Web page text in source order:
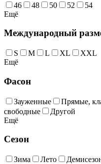
46 48 50 52
54
Ещё
Международный
S M L XL
XXL
Ещё
Фасон
Зауженные Прямые,
свободные
Другой
Ещё
Сезон
Зима Лето